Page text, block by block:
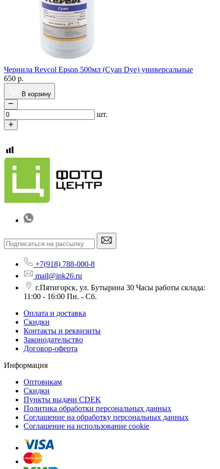
Чернила Revcol Epson 500мл (Cyan Dye) универсальные
650 р.
В корзину
шт.
+7(918) 788-000-8
mail@ink26.ru
г.Пятигорск, ул. Бутырина 30 Часы работы склада:
11:00 - 16:00 Пн. - Сб.
Оплата и доставка
Скидки
Контакты и реквизиты
Законодательство
Договор-оферта
Информация
Оптовикам
Скидки
Пункты выдачи CDEK
Политика обработки персональных данных
Соглашение на обработку персональных данных
Соглашение на использование cookie